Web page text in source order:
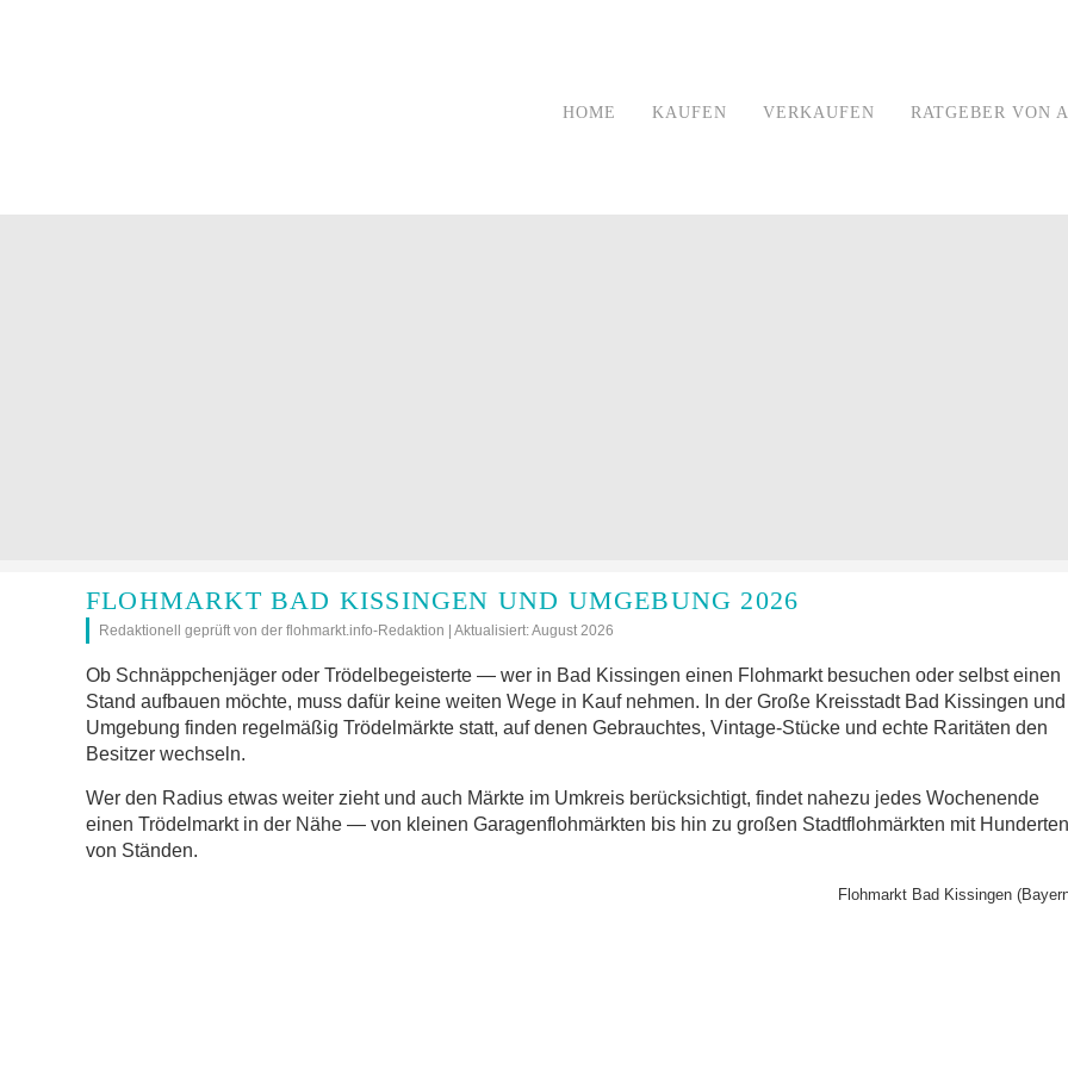
HOME KAUFEN VERKAUFEN RATGEBER VON
FLOHMARKT BAD KISSINGEN UND UMGEBUNG 2026
Redaktionell geprüft von der flohmarkt.info-Redaktion | Aktualisiert: August 2026
Ob Schnäppchenjäger oder Trödelbegeisterte — wer in Bad Kissingen einen Flohmarkt besuchen oder selbst einen
Stand aufbauen möchte, muss dafür keine weiten Wege in Kauf nehmen. In der Große Kreisstadt Bad Kissingen und
Umgebung finden regelmäßig Trödelmärkte statt, auf denen Gebrauchtes, Vintage-Stücke und echte Raritäten den
Besitzer wechseln.
Wer den Radius etwas weiter zieht und auch Märkte im Umkreis berücksichtigt, findet nahezu jedes Wochenende
einen Trödelmarkt in der Nähe — von kleinen Garagenflohmärkten bis hin zu großen Stadtflohmärkten mit Hunderten
von Ständen.
Flohmarkt Bad Kissingen